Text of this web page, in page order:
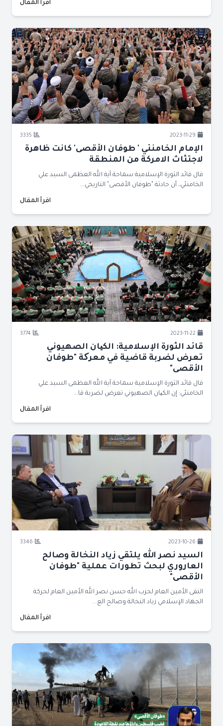
اقرأ المقال
2023-11-29
3335
الإمام الخامنئي ' طوفان الأقصى' كانت ظاهرة
لاجتثاث الامركة من المنطقة
قال قائد الثورة الإسلامية سماحة آية الله العظمى السيد علي
الخامنئي، أن حادثة "طوفان الأقصى" التاريخي...
اقرأ المقال
2023-11-22
3774
قائد الثورة الإسلامية: الكیان الصهيوني
تعرض لضربة قاضية في معرکة "طوفان
الأقصى"
قال قائد الثورة الإسلامية سماحة آية الله العظمى السيد علي
الخامنئي: إن الكیان الصهيوني تعرض لضربة قا...
اقرأ المقال
2023-10-26
3346
السيد نصر الله يلتقي زياد النخالة وصالح
العاروري لبحث تطورات عملية "طوفان
الأقصى"
التقى الأمين العام لحزب الله حسن نصر الله الأمين العام ‏لحركة
الجهاد الإسلامي زياد النخالة وصالح الع...
اقرأ المقال